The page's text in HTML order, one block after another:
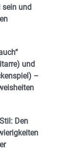
sein und
und
–
Den